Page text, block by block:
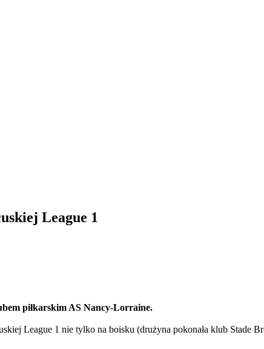
League 1
piłkarskim AS Nancy-Lorraine.
League 1 nie tylko na boisku (drużyna pokonała klub Stade